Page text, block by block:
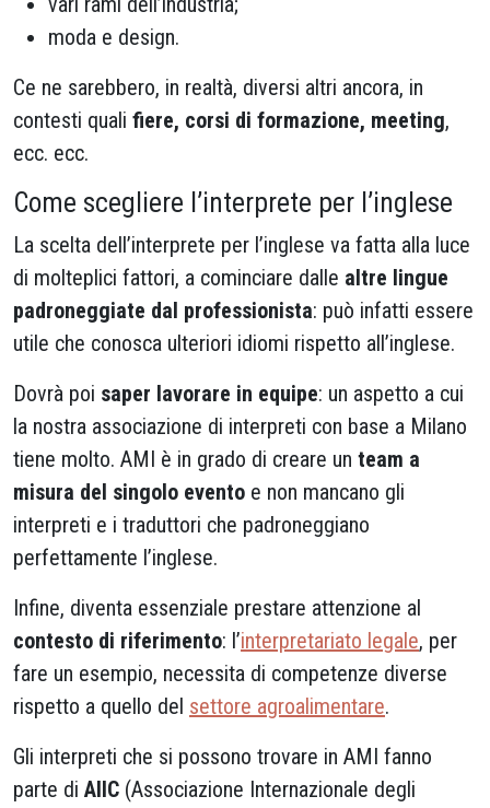
moda e design.
Ce ne sarebbero, in realtà, diversi altri ancora, in
contesti quali fiere, corsi di formazione, meeting,
ecc. ecc.
Come scegliere l’interprete per l’inglese
La scelta dell’interprete per l’inglese va fatta alla luce
di molteplici fattori, a cominciare dalle altre lingue
padroneggiate dal professionista: può infatti essere
utile che conosca ulteriori idiomi rispetto all’inglese.
Dovrà poi saper lavorare in equipe: un aspetto a cui
la nostra associazione di interpreti con base a Milano
tiene molto. AMI è in grado di creare un team a
misura del singolo evento e non mancano gli
interpreti e i traduttori che padroneggiano
perfettamente l’inglese.
Infine, diventa essenziale prestare attenzione al
contesto di riferimento: l’interpretariato legale, per
fare un esempio, necessita di competenze diverse
rispetto a quello del settore agroalimentare.
Gli interpreti che si possono trovare in AMI fanno
parte di AIIC (Associazione Internazionale degli